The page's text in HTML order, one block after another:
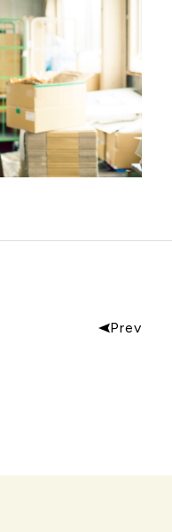
Prev